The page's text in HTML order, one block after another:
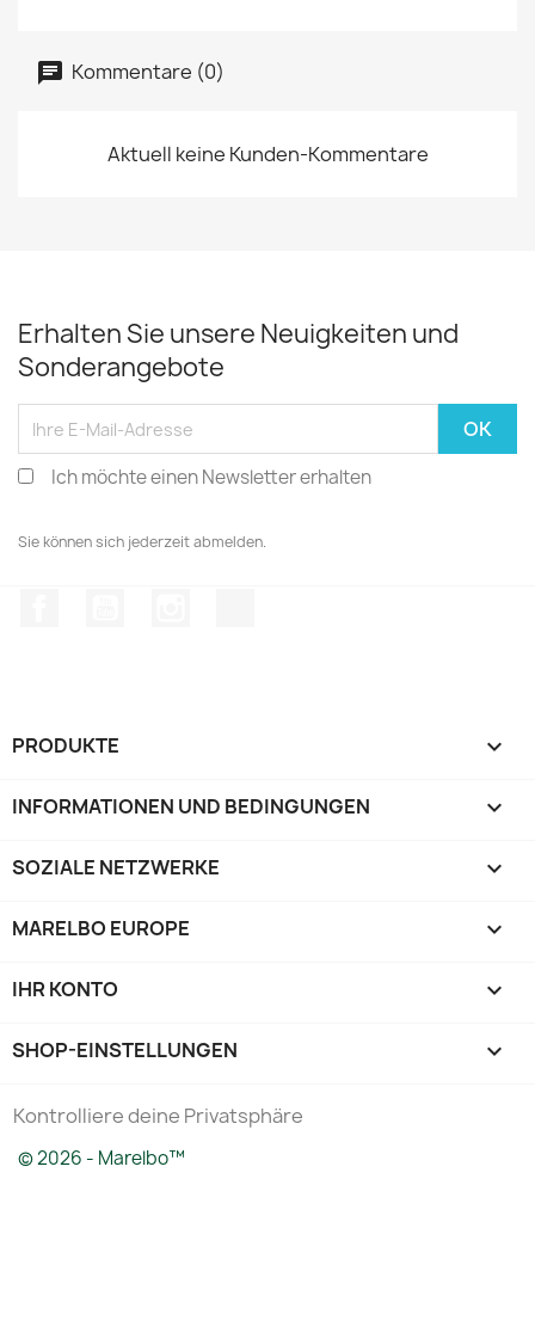
Kommentare (0)
Aktuell keine Kunden-Kommentare
Erhalten Sie unsere Neuigkeiten und
Sonderangebote
Ich möchte einen Newsletter erhalten
Sie können sich jederzeit abmelden.
PRODUKTE 
INFORMATIONEN UND BEDINGUNGEN 
SOZIALE NETZWERKE 
MARELBO EUROPE 
IHR KONTO 
SHOP-EINSTELLUNGEN keyboard_arrow_down
Kontrolliere deine Privatsphäre
© 2026 - Marelbo™